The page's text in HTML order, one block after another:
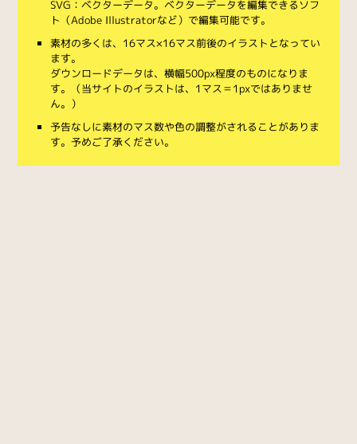
SVG：ベクターデータ。ベクターデータを編集できるソフ
ト（Adobe Illustratorなど）で編集可能です。
素材の多くは、16マス×16マス前後のイラストとなってい
ます。
ダウンロードデータは、横幅500px程度のものになりま
す。（当サイトのイラストは、1マス＝1pxではありませ
ん。）
予告なしに素材のマス数や色の調整がされることがありま
す。予めご了承ください。